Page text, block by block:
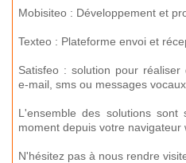
Mobisiteo : Développement et
Texteo : Plateforme envoi et
Satisfeo : solution pour
e-mail, sms ou messages vocaux.
L'ensemble des solutions
moment depuis votre navigateur
N'hésitez pas à nous rendre